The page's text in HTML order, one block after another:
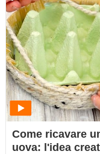
Come ricavare
uova: l'idea